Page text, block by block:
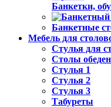
Банкетки,
Банкетные
Мебель для
Стулья для
Столы
Стулья 1
Стулья 2
Стулья 3
Табуреты